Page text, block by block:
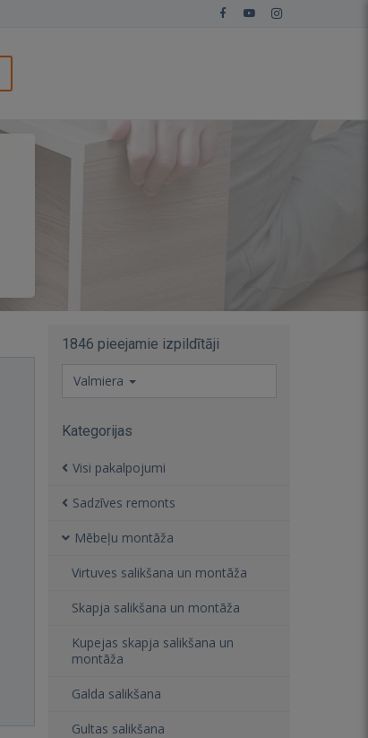
1846 pieejamie izpildītāji
Valmiera
Kategorijas
Visi pakalpojumi
Sadzīves remonts
Mēbeļu montāža
Virtuves salikšana un montāža
Skapja salikšana un montāža
Kupejas skapja salikšana un
montāža
Galda salikšana
Gultas salikšana